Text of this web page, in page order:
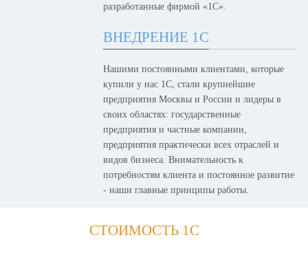
разработанные фирмой «1С».
ВНЕДРЕНИЕ 1С
Нашими постоянными клиентами, которые
купили у нас 1С, стали крупнейшие
предприятия Москвы и России и лидеры в
своих областях: государственные
предприятия и частные компании,
предприятия практически всех отраслей и
видов бизнеса. Внимательность к
потребностям клиента и постоянное развитие
- наши главные принципы работы.
СТОИМОСТЬ 1С